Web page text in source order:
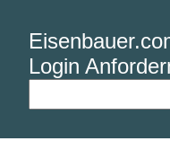
Login